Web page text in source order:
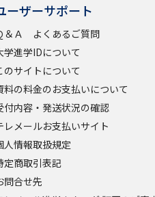
ーザーサポート
＆Ａ よくあるご質問
学進学IDについて
のサイトについて
料の料金のお支払いについて
付内容・発送状況の確認
レメールお支払いサイト
人情報取扱規定
定商取引表記
問合せ先